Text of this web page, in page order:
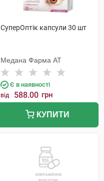
СуперОптік капсули 30 шт
Медана Фарма АТ
Є в наявності
від 588.00 грн
КУПИТИ